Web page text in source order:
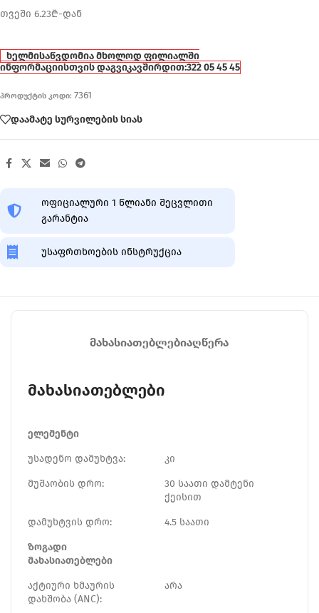
თვეში 6.23₾-დან
ხელმისაწვდომია მხოლოდ ფილიალში
ინფორმაციისთვის დაგვიკავშირდით:322 05 45 45
პროდუქტის კოდი: 7361
დაამატე სურვილების სიას
ოფიციალური 1 წლიანი შეცვლითი
გარანტია
უსაფრთხოების ინსტრუქცია
ᲛᲐᲮᲐᲡᲘᲐᲗᲔᲑᲚᲔᲑᲘᲐᲦᲬᲔᲠᲐ
მახასიათებლები
ელემენტი
უსადენო დამუხტვა: კი
მუშაობის დრო:
30 საათი დამტენი
ქეისით
დამუხტვის დრო: 4.5 საათი
ზოგადი
მახასიათებლები
აქტიური ხმაურის
დახშობა (ANC):
არა